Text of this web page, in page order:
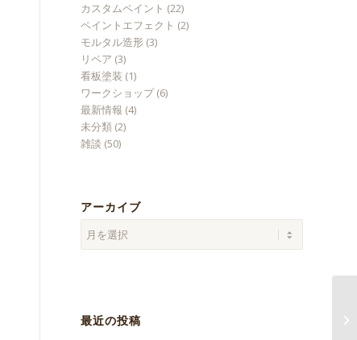
カスタムペイント (22)
ペイントエフェクト (2)
モルタル造形 (3)
リペア (3)
看板塗装 (1)
ワークショップ(6)
最新情報 (4)
未分類 (2)
雑談 (50)
アーカイブ
最近の投稿